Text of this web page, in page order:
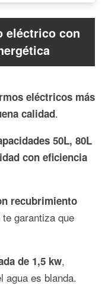
eléctrico con
eléctricos más
calidad.
50L, 80L
con eficiencia
recubrimiento
garantiza que
de 1,5 kw,
agua es blanda.